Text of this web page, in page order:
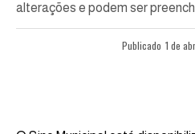
alterações e podem ser
Publicado 1 de